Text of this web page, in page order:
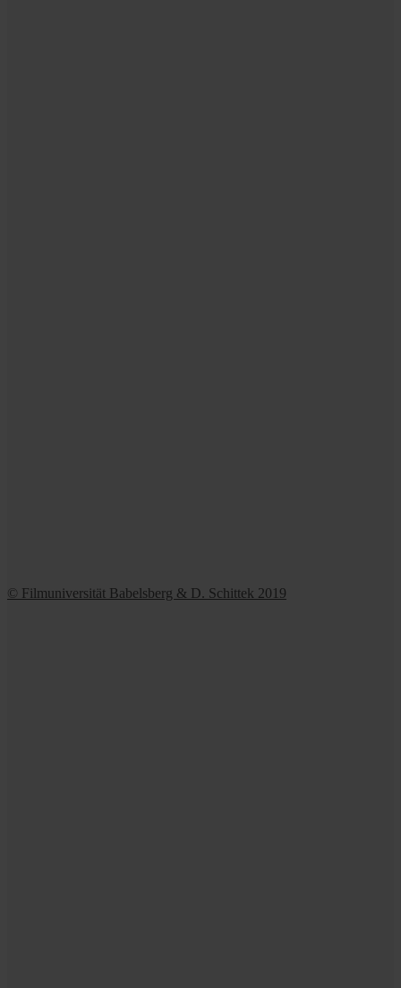
© Filmuniversität Babelsberg & D. Schittek 2019